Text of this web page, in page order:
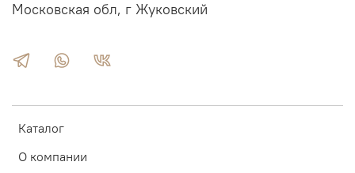
Каталог
О компании
Московская обл, г Жуковский